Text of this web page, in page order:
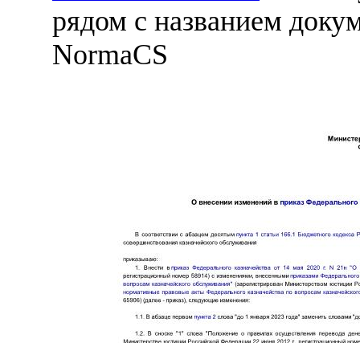
рядом с названием
NormaCS